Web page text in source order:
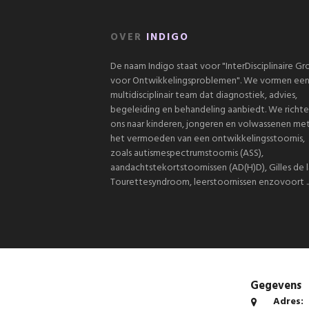
OVER INDIGO
De naam Indigo staat voor "InterDisciplinaire
voor Ontwikkelingsproblemen". We vormen een
multidisciplinair team dat diagnostiek, advies,
begeleiding en behandeling aanbiedt. We
ons naar kinderen, jongeren en volwassenen met
het vermoeden van een ontwikkelingsstoornis,
zoals autismespectrumstoornis (ASS),
aandachtstekortstoornissen (AD(H)D), Gilles de
Tourettesyndroom, leerstoornissen enzovoort
Gegevens
Adres: